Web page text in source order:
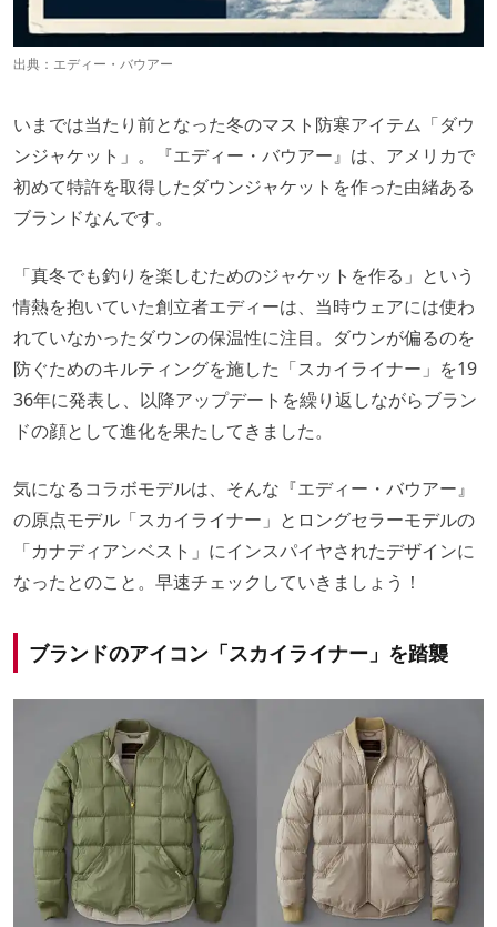
出典： エディー・バウアー
いまでは当たり前となった冬のマスト防寒アイテム「ダウ
ンジャケット」。『エディー・バウアー』は、アメリカで
初めて特許を取得したダウンジャケットを作った由緒ある
ブランドなんです。
「真冬でも釣りを楽しむためのジャケットを作る」という
情熱を抱いていた創立者エディーは、当時ウェアには使わ
れていなかったダウンの保温性に注目。ダウンが偏るのを
防ぐためのキルティングを施した「スカイライナー」を19
36年に発表し、以降アップデートを繰り返しながらブラン
ドの顔として進化を果たしてきました。
気になるコラボモデルは、そんな『エディー・バウアー』
の原点モデル「スカイライナー」とロングセラーモデルの
「カナディアンベスト」にインスパイヤされたデザインに
なったとのこと。早速チェックしていきましょう！
ブランドのアイコン「スカイライナー」を踏襲